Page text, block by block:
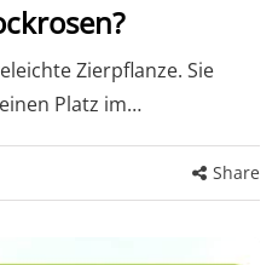
Zierpflanze. Sie
Platz im…
Share